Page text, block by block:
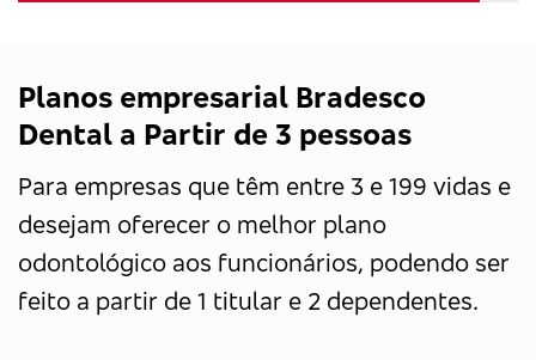
Planos empresarial Bradesco
Dental a Partir de 3 pessoas
Para empresas que têm entre 3 e 199 vidas e
desejam oferecer o melhor plano
odontológico aos funcionários, podendo ser
feito a partir de 1 titular e 2 dependentes.